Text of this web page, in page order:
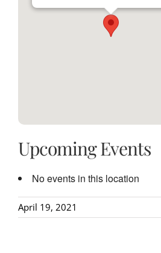
Upcoming Events
No events in this location
April 19, 2021